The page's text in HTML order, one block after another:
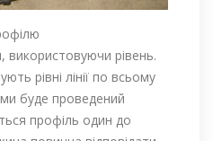
використовуючи рівень.
рівні лінії по всьому
буде проведений
профіль один до